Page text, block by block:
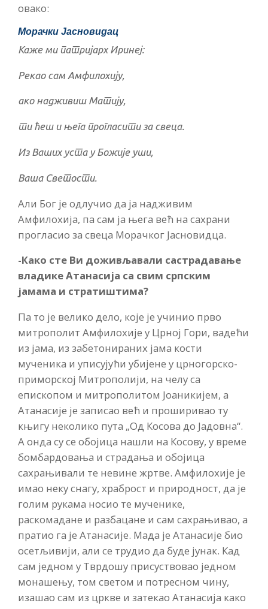
овако:
Морачки Јасновидац
Каже ми патријарх Иринеј:
Рекао сам Амфилохију,
ако надживиш Матију,
ти ћеш и њега прогласити за свеца.
Из Ваших уста у Божије уши,
Ваша Светости.
Али Бог је одлучио да ја надживим
Амфилохија, па сам ја њега већ на сахрани
прогласио за свеца Морачког Јасновидца.
-Како сте Ви доживљавали састрадавање
владике Атанасија са свим српским
јамама и стратиштима?
Па то је велико дело, које је учинио прво
митрополит Амфилохије у Црној Гори, вадећи
из јама, из забетонираних јама кости
мученика и уписујући убијене у црногорско-
приморској Митрополији, на челу са
епископом и митрополитом Јоаникијем, а
Атанасије је записао већ и проширивао ту
књигу неколико пута „Од Косова до Јадовна“.
А онда су се обојица нашли на Косову, у време
бомбардовања и страдања и обојица
сахрањивали те невине жртве. Амфилохије је
имао неку снагу, храброст и природност, да је
голим рукама носио те мученике,
раскомадане и разбацане и сам сахрањивао, а
пратио га је Атанасије. Мада је Атанасије био
осетљивији, али се трудио да буде јунак. Кад
сам једном у Тврдошу присуствовао једном
монашењу, том светом и потресном чину,
изашао сам из цркве и затекао Атанасија како